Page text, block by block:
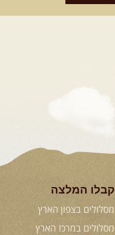
קבלו המלצה
מסלולים בצפון הארץ
מסלולים במרכז הארץ